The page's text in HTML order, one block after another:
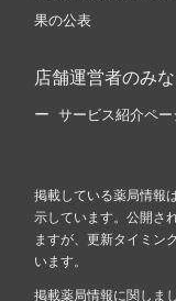
果の公表
店舗運営者のみな
サービス紹介ペー
掲載している薬局情報
示しています。公開さ
ますが、更新タイミン
います。
掲載薬局情報に関しま